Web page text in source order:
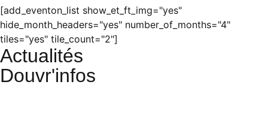
[add_eventon_list show_et_ft_img="yes"
hide_month_headers="yes" number_of_months="4"
tiles="yes" tile_count="2"]
Actualités
Douvr'infos